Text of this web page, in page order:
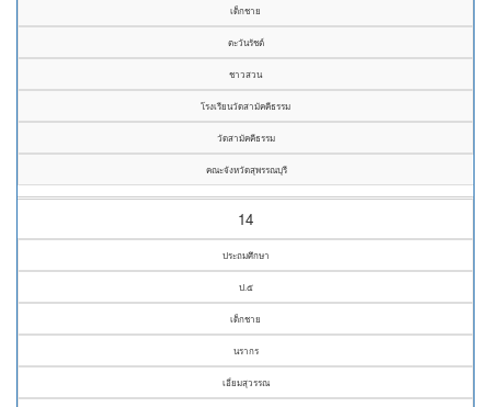
เด็กชาย
ตะวันรัชต์
ชาวสวน
โรงเรียนวัดสามัคคีธรรม
วัดสามัคคีธรรม
คณะจังหวัดสุพรรณบุรี
14
ประถมศึกษา
ป.๕
เด็กชาย
นรากร
เอี่ยมสุวรรณ